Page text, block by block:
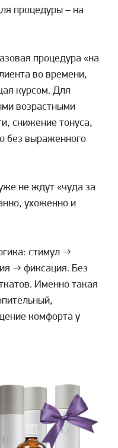
процедуры – на
процедура «на
во времени,
курсом. Для
возрастными
снижение тонуса,
без выраженного
не ждут «чуда за
ухоженно и
стимул →
→ фиксация. Без
Именно такая
комфорта у